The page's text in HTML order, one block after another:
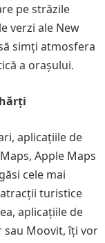
pe străzile
verzi ale New
simți atmosfera
a orașului.
aplicațiile de
Apple Maps
cele mai
turistice
aplicațiile de
Moovit, îți vor